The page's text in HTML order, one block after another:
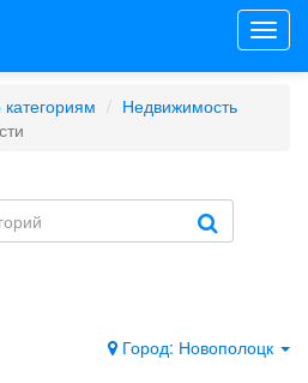
Недвижимость
Город: Новополоцк